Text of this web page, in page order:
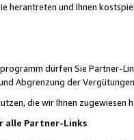
herantreten und Ihnen
dürfen Sie Partner-
Abgrenzung der
die wir Ihnen zugewiesen
alle Partner-Links